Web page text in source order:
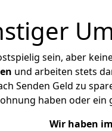
sein, aber
und arbeiten stets
Senden Geld zu
haben oder
Wir haben